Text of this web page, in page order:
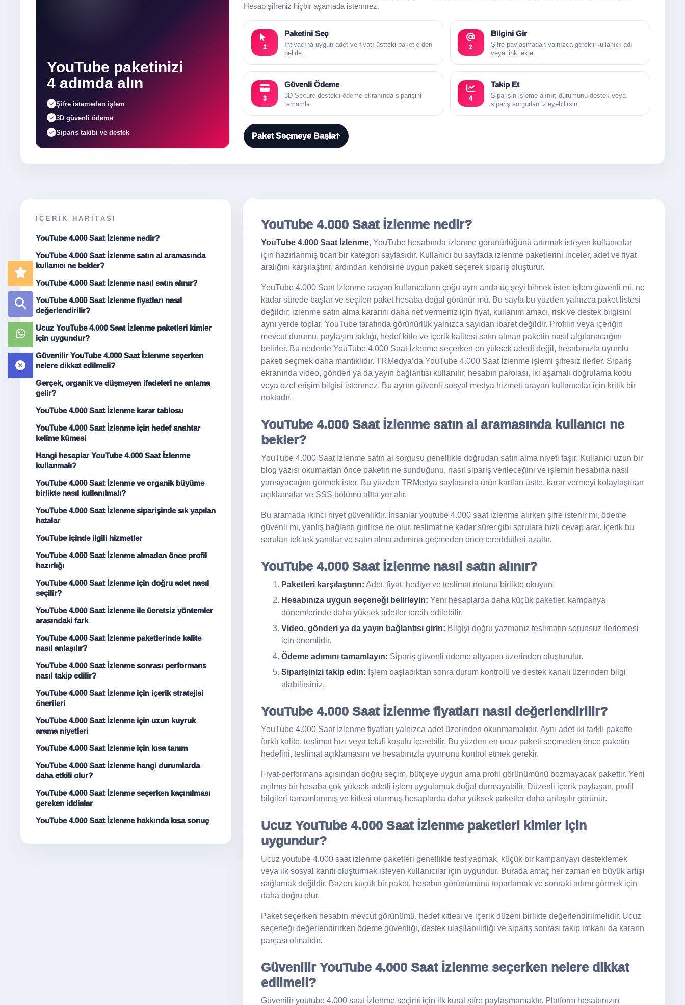
YouTube paketinizi
4 adımda alın
Şifre istemeden işlem
3D güvenli ödeme
Sipariş takibi ve destek
Hesap şifreniz hiçbir aşamada istenmez.
1
Paketini Seç
İhtiyacına uygun adet ve fiyatı üstteki paketlerden
belirle.
2
Bilgini Gir
Şifre paylaşmadan yalnızca gerekli kullanıcı adı
veya linki ekle.
3
Güvenli Ödeme
3D Secure destekli ödeme ekranında siparişini
tamamla.
4
Takip Et
Siparişin işleme alınır; durumunu destek veya
sipariş sorgudan izleyebilirsin.
Paket Seçmeye Başla
İÇERIK HARITASI
YouTube 4.000 Saat İzlenme nedir?
YouTube 4.000 Saat İzlenme satın al aramasında
kullanıcı ne bekler?
YouTube 4.000 Saat İzlenme nasıl satın alınır?
YouTube 4.000 Saat İzlenme fiyatları nasıl
değerlendirilir?
Ucuz YouTube 4.000 Saat İzlenme paketleri kimler
için uygundur?
Güvenilir YouTube 4.000 Saat İzlenme seçerken
nelere dikkat edilmeli?
Gerçek, organik ve düşmeyen ifadeleri ne anlama
gelir?
YouTube 4.000 Saat İzlenme karar tablosu
YouTube 4.000 Saat İzlenme için hedef anahtar
kelime kümesi
Hangi hesaplar YouTube 4.000 Saat İzlenme
kullanmalı?
YouTube 4.000 Saat İzlenme ve organik büyüme
birlikte nasıl kullanılmalı?
YouTube 4.000 Saat İzlenme siparişinde sık yapılan
hatalar
YouTube içinde ilgili hizmetler
YouTube 4.000 Saat İzlenme almadan önce profil
hazırlığı
YouTube 4.000 Saat İzlenme için doğru adet nasıl
seçilir?
YouTube 4.000 Saat İzlenme ile ücretsiz yöntemler
arasındaki fark
YouTube 4.000 Saat İzlenme paketlerinde kalite
nasıl anlaşılır?
YouTube 4.000 Saat İzlenme sonrası performans
nasıl takip edilir?
YouTube 4.000 Saat İzlenme için içerik stratejisi
önerileri
YouTube 4.000 Saat İzlenme için uzun kuyruk
arama niyetleri
YouTube 4.000 Saat İzlenme için kısa tanım
YouTube 4.000 Saat İzlenme hangi durumlarda
daha etkili olur?
YouTube 4.000 Saat İzlenme seçerken kaçınılması
gereken iddialar
YouTube 4.000 Saat İzlenme hakkında kısa sonuç
YouTube 4.000 Saat İzlenme nedir?
YouTube 4.000 Saat İzlenme, YouTube hesabında izlenme görünürlüğünü artırmak isteyen kullanıcılar
için hazırlanmış ticari bir kategori sayfasıdır. Kullanıcı bu sayfada izlenme paketlerini inceler, adet ve fiyat
aralığını karşılaştırır, ardından kendisine uygun paketi seçerek sipariş oluşturur.
YouTube 4.000 Saat İzlenme arayan kullanıcıların çoğu aynı anda üç şeyi bilmek ister: işlem güvenli mi, ne
kadar sürede başlar ve seçilen paket hesaba doğal görünür mü. Bu sayfa bu yüzden yalnızca paket listesi
değildir; izlenme satın alma kararını daha net vermeniz için fiyat, kullanım amacı, risk ve destek bilgisini
aynı yerde toplar. YouTube tarafında görünürlük yalnızca sayıdan ibaret değildir. Profilin veya içeriğin
mevcut durumu, paylaşım sıklığı, hedef kitle ve içerik kalitesi satın alınan paketin nasıl algılanacağını
belirler. Bu nedenle YouTube 4.000 Saat İzlenme seçerken en yüksek adedi değil, hesabınızla uyumlu
paketi seçmek daha mantıklıdır. TRMedya’da YouTube 4.000 Saat İzlenme işlemi şifresiz ilerler. Sipariş
ekranında video, gönderi ya da yayın bağlantısı kullanılır; hesabın parolası, iki aşamalı doğrulama kodu
veya özel erişim bilgisi istenmez. Bu ayrım güvenli sosyal medya hizmeti arayan kullanıcılar için kritik bir
noktadır.
YouTube 4.000 Saat İzlenme satın al aramasında kullanıcı ne
bekler?
YouTube 4.000 Saat İzlenme satın al sorgusu genellikle doğrudan satın alma niyeti taşır. Kullanıcı uzun bir
blog yazısı okumaktan önce paketin ne sunduğunu, nasıl sipariş verileceğini ve işlemin hesabına nasıl
yansıyacağını görmek ister. Bu yüzden TRMedya sayfasında ürün kartları üstte, karar vermeyi kolaylaştıran
açıklamalar ve SSS bölümü altta yer alır.
Bu aramada ikinci niyet güvenliktir. İnsanlar youtube 4.000 saat i̇zlenme alırken şifre istenir mi, ödeme
güvenli mi, yanlış bağlantı girilirse ne olur, teslimat ne kadar sürer gibi sorulara hızlı cevap arar. İçerik bu
soruları tek tek yanıtlar ve satın alma adımına geçmeden önce tereddütleri azaltır.
YouTube 4.000 Saat İzlenme nasıl satın alınır?
Paketleri karşılaştırın: Adet, fiyat, hediye ve teslimat notunu birlikte okuyun.
Hesabınıza uygun seçeneği belirleyin: Yeni hesaplarda daha küçük paketler, kampanya
dönemlerinde daha yüksek adetler tercih edilebilir.
Video, gönderi ya da yayın bağlantısı girin: Bilgiyi doğru yazmanız teslimatın sorunsuz ilerlemesi
için önemlidir.
Ödeme adımını tamamlayın: Sipariş güvenli ödeme altyapısı üzerinden oluşturulur.
Siparişinizi takip edin: İşlem başladıktan sonra durum kontrolü ve destek kanalı üzerinden bilgi
alabilirsiniz.
YouTube 4.000 Saat İzlenme fiyatları nasıl değerlendirilir?
YouTube 4.000 Saat İzlenme fiyatları yalnızca adet üzerinden okunmamalıdır. Aynı adet iki farklı pakette
farklı kalite, teslimat hızı veya telafi koşulu içerebilir. Bu yüzden en ucuz paketi seçmeden önce paketin
hedefini, teslimat açıklamasını ve hesabınızla uyumunu kontrol etmek gerekir.
Fiyat-performans açısından doğru seçim, bütçeye uygun ama profil görünümünü bozmayacak pakettir. Yeni
açılmış bir hesaba çok yüksek adetli işlem uygulamak doğal durmayabilir. Düzenli içerik paylaşan, profil
bilgileri tamamlanmış ve kitlesi oturmuş hesaplarda daha yüksek paketler daha anlaşılır görünür.
Ucuz YouTube 4.000 Saat İzlenme paketleri kimler için
uygundur?
Ucuz youtube 4.000 saat i̇zlenme paketleri genellikle test yapmak, küçük bir kampanyayı desteklemek
veya ilk sosyal kanıtı oluşturmak isteyen kullanıcılar için uygundur. Burada amaç her zaman en büyük artışı
sağlamak değildir. Bazen küçük bir paket, hesabın görünümünü toparlamak ve sonraki adımı görmek için
daha doğru olur.
Paket seçerken hesabın mevcut görünümü, hedef kitlesi ve içerik düzeni birlikte değerlendirilmelidir. Ucuz
seçeneği değerlendirirken ödeme güvenliği, destek ulaşılabilirliği ve sipariş sonrası takip imkanı da kararın
parçası olmalıdır.
Güvenilir YouTube 4.000 Saat İzlenme seçerken nelere dikkat
edilmeli?
Güvenilir youtube 4.000 saat i̇zlenme seçimi için ilk kural şifre paylaşmamaktır. Platform hesabınızın